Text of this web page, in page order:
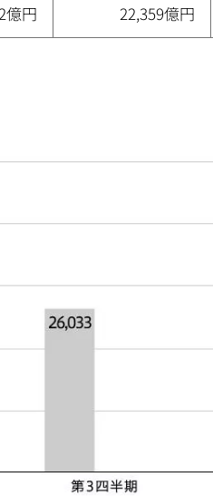
億円 22,359億円